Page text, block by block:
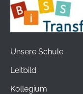
Unsere Schule
Leitbild
Kollegium